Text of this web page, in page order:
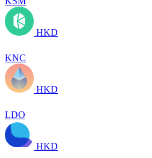
HKD
KNC
HKD
LDO
HKD